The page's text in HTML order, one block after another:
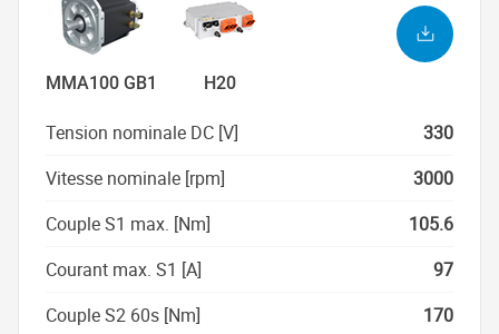
MMA100 GB1 H20
Tension nominale DC [V]
330
Vitesse nominale [rpm]
3000
Couple S1 max. [Nm]
105.6
Courant max. S1 [A]
97
Couple S2 60s [Nm]
170